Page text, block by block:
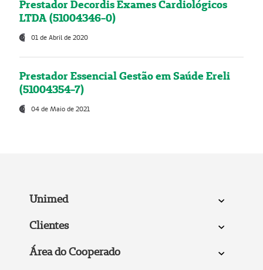
Prestador Decordis Exames Cardiológicos
LTDA (51004346-0)
01 de Abril de 2020
Prestador Essencial Gestão em Saúde Ereli
(51004354-7)
04 de Maio de 2021
Unimed
Clientes
Área do Cooperado